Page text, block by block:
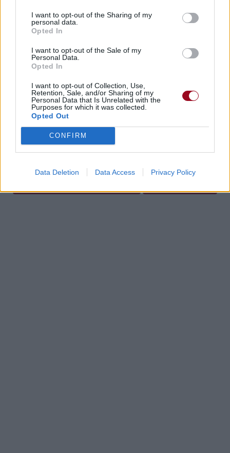
I want to opt-out of the Sharing of my
personal data.
Opted In
I want to opt-out of the Sale of my
Personal Data.
Opted In
I want to opt-out of Collection, Use,
Retention, Sale, and/or Sharing of my
Personal Data that Is Unrelated with the
Purposes for which it was collected.
Opted Out
CONFIRM
Data Deletion Data Access Privacy Policy
Concert/Live Chanson sans vidéo
Chanson sans vidéo Chanson sans vidéo
Paroles + Traduction